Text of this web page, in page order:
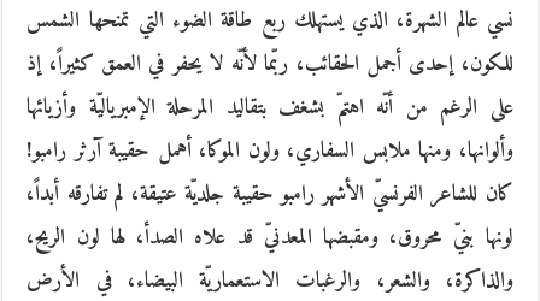
نسي عالم الشهرة، الذي يستهلك ربع طاقة الضوء التي تمنحها الشمس
للكون، إحدى أجمل الحقائب، ربّما لأنّه لا يحفر في العمق كثيراً، إذ
على الرغم من أنّه اهتمّ بشغف بتقاليد المرحلة الإمبرياليّة وأزيائها
وألوانها، ومنها ملابس السفاري، ولون الموكا، أهمل حقيبة آرثر رامبو!
كان للشاعر الفرنسيّ الأشهر رامبو حقيبة جلديّة عتيقة، لم تفارقه أبداً،
لونها بنيّ محروق، ومقبضها المعدنيّ قد علاه الصدأ، لها لون الريح،
والذاكرة، والشعر، والرغبات الاستعماريّة البيضاء، في الأرض